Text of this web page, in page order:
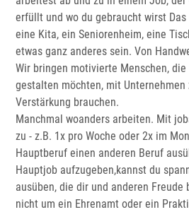
erfüllt und wo du gebraucht wirst
eine Kita, ein Seniorenheim, eine
etwas ganz anderes sein. Von
Wir bringen motivierte Menschen,
gestalten möchten, mit
Verstärkung brauchen.
Manchmal woanders arbeiten. Mit
zu - z.B. 1x pro Woche oder 2x im
Hauptberuf einen anderen Beruf
Hauptjob aufzugeben,kannst du
ausüben, die dir und anderen Freude
nicht um ein Ehrenamt oder ein